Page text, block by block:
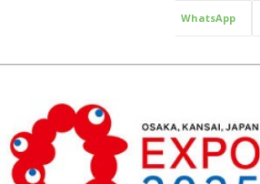
WhatsApp